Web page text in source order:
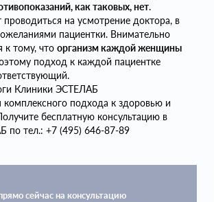
как таковых, нет.
на усмотрение доктора, в
пациентки. Внимательно
к тому, что организм каждой женщины
подход к каждой пациентке
Клиники ЭСТЕЛАБ
подхода к здоровью и
бесплатную консультацию в
по тел.: +7 (495) 646-87-89
сейчас на консультацию